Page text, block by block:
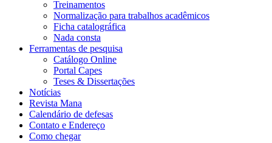
Treinamentos
Normalização para trabalhos acadêmicos
Ficha catalográfica
Nada consta
Ferramentas de pesquisa
Catálogo Online
Portal Capes
Teses & Dissertações
Notícias
Revista Mana
Calendário de defesas
Contato e Endereço
Como chegar